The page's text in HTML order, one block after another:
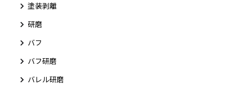
塗装剥離
研磨
バフ
バフ研磨
バレル研磨